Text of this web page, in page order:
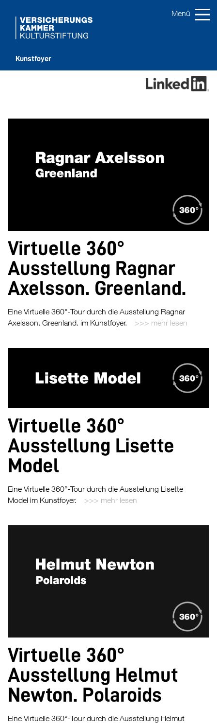
Kunstfoyer
Virtuelle 360°
Ausstellung Ragnar
Axelsson. Greenland.
Eine Virtuelle 360°-Tour durch die Ausstellung Ragnar
Axelsson. Greenland. im Kunstfoyer.
mehr lesen
Virtuelle 360°
Ausstellung Lisette
Model
Eine Virtuelle 360°-Tour durch die Ausstellung Lisette
Model im Kunstfoyer.
mehr lesen
Virtuelle 360°
Ausstellung Helmut
Newton. Polaroids
Eine Virtuelle 360°-Tour durch die Ausstellung Helmut